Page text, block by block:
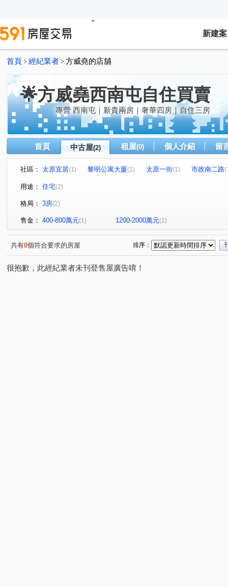
新建案
首頁 > 經紀業者 > 方威堯的店舖
🌟方威堯西南屯自住買賣
專營 西南屯｜新貴兩房｜奢華四房｜自住三房
首頁 中古屋(2) 租屋(0) 個人介紹 留
社區： 太原宜居(1) 黎明公寓大廈(1) 太原一街(1) 市政南二路
用途： 住宅(2)
格局： 3房(2)
售金： 400-800萬元(1) 1200-2000萬元(1)
共有0個符合要求的房屋 排序：
很抱歉，此經紀業者未刊登售屋廣告唷！